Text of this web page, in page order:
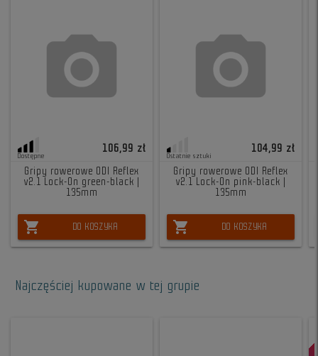
Dostępne
106,99 zł
Gripy rowerowe ODI Reflex
v2.1 Lock-On green-black |
135mm
shopping_cart DO KOSZYKA
Ostatnie sztuki
104,99 zł
Gripy rowerowe ODI Reflex
v2.1 Lock-On pink-black |
135mm
shopping_cart DO KOSZYKA
Najczęściej kupowane w tej grupie